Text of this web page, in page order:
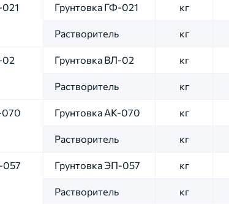
Грунтовка ГФ-021 кг
Растворитель кг
02 Грунтовка ВЛ-02 кг
Растворитель кг
070 Грунтовка АК-070 кг
Растворитель кг
057 Грунтовка ЭП-057 кг
Растворитель кг